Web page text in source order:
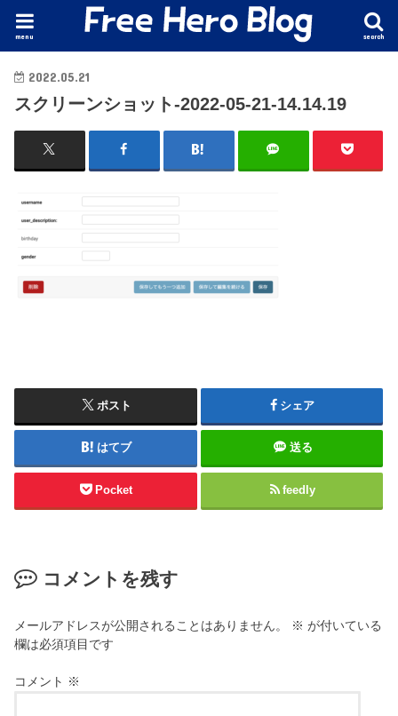
search
menu
2022.05.21
スクリーンショット-2022-05-21-14.14.19
ポスト シェア
はてブ 送る
Pocket feedly
コメントを残す
メールアドレスが公開されることはありません。 ※ が付いている
欄は必須項目です
コメント ※